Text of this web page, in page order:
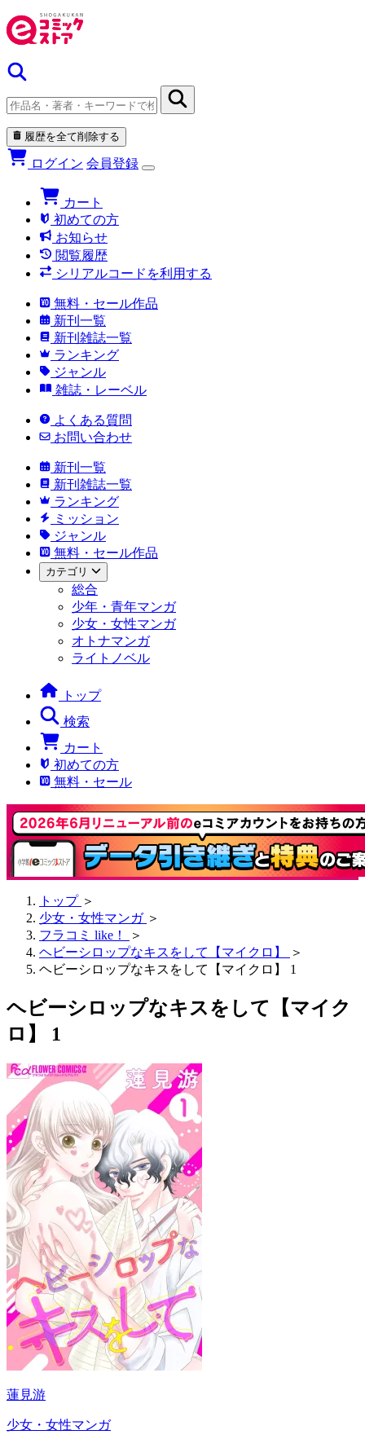
履歴を全て削除する
ログイン 会員登録
カート
初めての方
お知らせ
閲覧履歴
シリアルコードを利用する
無料・セール作品
新刊一覧
新刊雑誌一覧
ランキング
ジャンル
雑誌・レーベル
よくある質問
お問い合わせ
新刊一覧
新刊雑誌一覧
ランキング
ミッション
ジャンル
無料・セール作品
カテゴリ
総合
少年・青年マンガ
少女・女性マンガ
オトナマンガ
ライトノベル
トップ
検索
カート
初めての方
無料・セール
トップ ＞
少女・女性マンガ ＞
フラコミ like！
＞
ヘビーシロップなキスをして【マイクロ】
＞
ヘビーシロップなキスをして【マイクロ】 1
ヘビーシロップなキスをして【マイク
ロ】 1
蓮見游
少女・女性マンガ